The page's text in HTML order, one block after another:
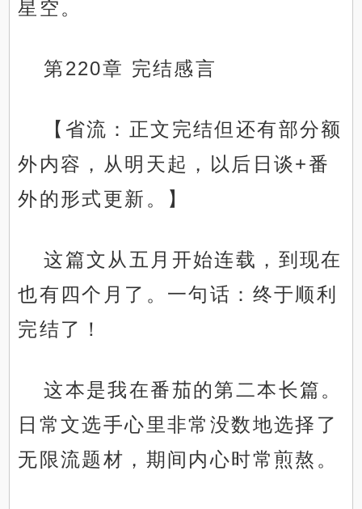
星空。
第220章 完结感言
【省流：正文完结但还有部分额
外内容，从明天起，以后日谈+番
外的形式更新。】
这篇文从五月开始连载，到现在
也有四个月了。一句话：终于顺利
完结了！
这本是我在番茄的第二本长篇。
日常文选手心里非常没数地选择了
无限流题材，期间内心时常煎熬。